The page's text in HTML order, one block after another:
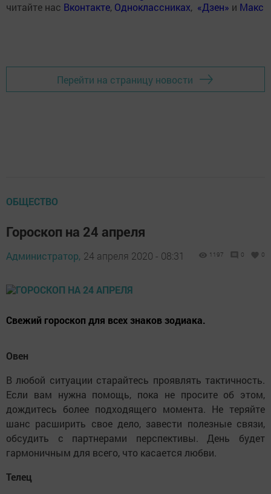
читайте нас Вконтакте, Одноклассниках, «Дзен» и Макс
Перейти на страницу новости
ОБЩЕСТВО
Гороскоп на 24 апреля
Администратор, 24 апреля 2020 - 08:31 1197 0 0
Свежий гороскоп для всех знаков зодиака.
Овен
В любой ситуации старайтесь проявлять тактичность.
Если вам нужна помощь, пока не просите об этом,
дождитесь более подходящего момента. Не теряйте
шанс расширить свое дело, завести полезные связи,
обсудить с партнерами перспективы. День будет
гармоничным для всего, что касается любви.
Телец